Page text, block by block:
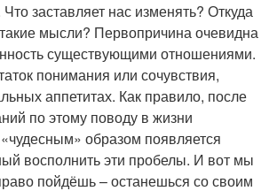
заставляет нас изменять? Откуда
мысли? Первопричина очевидна
существующими отношениями.
понимания или сочувствия,
аппетитах. Как правило, после
по этому поводу в жизни
образом появляется
восполнить эти пробелы. И вот мы
пойдёшь – останешься со своим